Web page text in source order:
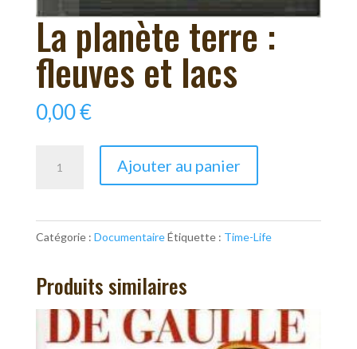
La planète terre :
fleuves et lacs
0,00€
planète
terre
fleuves
et
lacs
Ajouter au panier
Catégorie : DocumentaireÉtiquette : Time-Life
Produits similaires